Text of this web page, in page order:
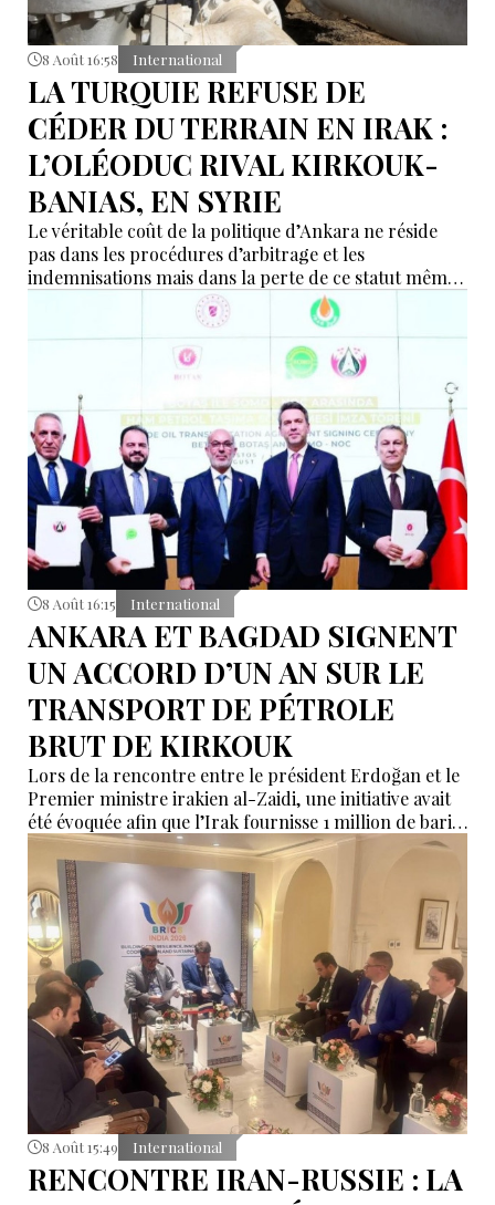
8 Août 16:58 International
LA TURQUIE REFUSE DE
CÉDER DU TERRAIN EN IRAK :
L’OLÉODUC RIVAL KIRKOUK-
BANIAS, EN SYRIE
Le véritable coût de la politique d’Ankara ne réside
pas dans les procédures d’arbitrage et les
indemnisations mais dans la perte de ce statut même
d’« intermédiaire indispensable » que la Turquie a mis
des décennies à construire.
8 Août 16:15 International
ANKARA ET BAGDAD SIGNENT
UN ACCORD D’UN AN SUR LE
TRANSPORT DE PÉTROLE
BRUT DE KIRKOUK
Lors de la rencontre entre le président Erdoğan et le
Premier ministre irakien al-Zaidi, une initiative avait
été évoquée afin que l’Irak fournisse 1 million de barils
de pétrole brut nécessaires aux raffineries turques.
8 Août 15:49 International
RENCONTRE IRAN-RUSSIE : LA